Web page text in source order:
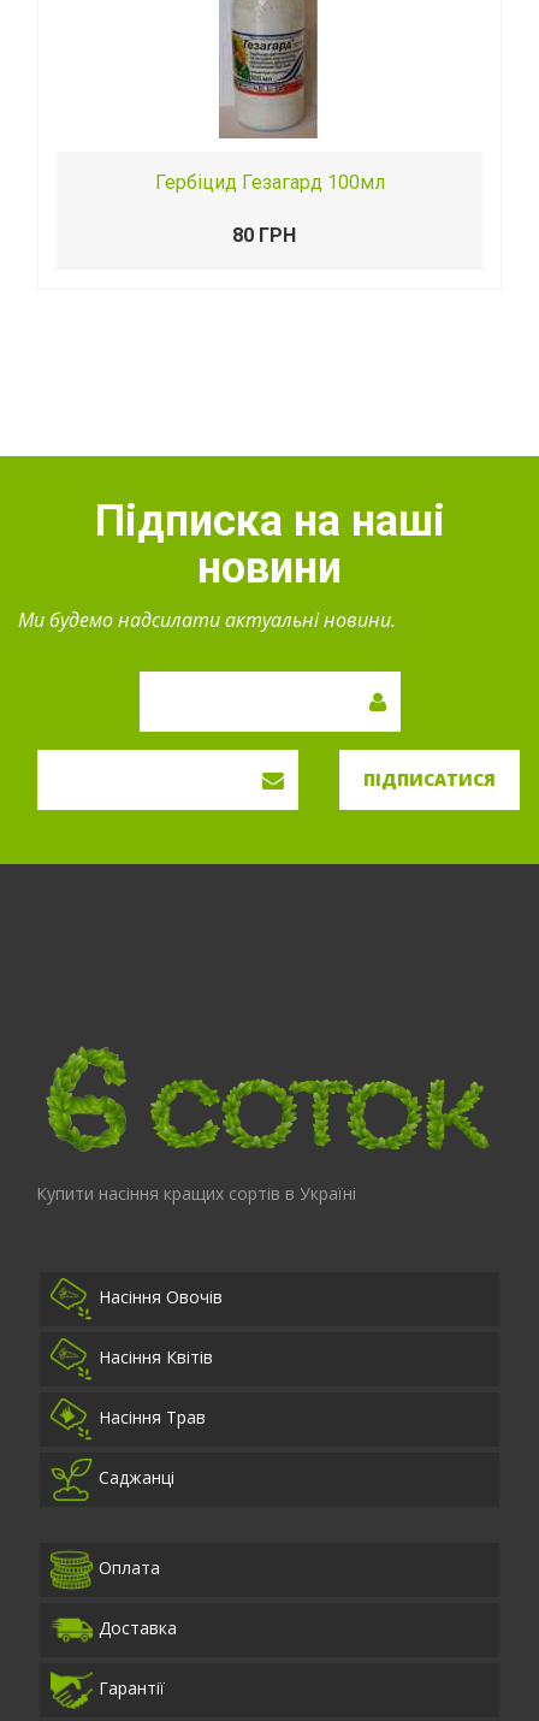
Гербіцид Гезагард 100мл
80 ГРН
Підписка на наші
новини
Ми будемо надсилати актуальні новини.
ПІДПИСАТИСЯ
Купити насіння кращих сортів в Україні
Насіння Овочів
Насіння Квітів
Насіння Трав
Саджанці
Оплата
Доставка
Гарантії